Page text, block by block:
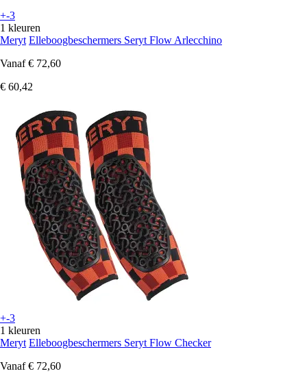
+-3
1 kleuren
Meryt Elleboogbeschermers Seryt Flow Arlecchino
Vanaf € 72,60
€ 60,42
+-3
1 kleuren
Meryt Elleboogbeschermers Seryt Flow Checker
Vanaf € 72,60